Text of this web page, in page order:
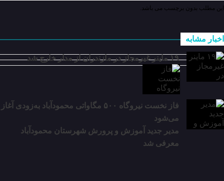
این مطلب بدون برچسب می باشد.
اخبار مشابه
۱۹ ماینر غیرمجاز در مازندران از مدار خارج شد
فاز نخست نیروگاه ۵۰۰ مگاواتی محمودآباد به‌زودی آغاز
می‌شود
مدیر جدید آموزش و پرورش شهرستان محمودآباد
معرفی شد